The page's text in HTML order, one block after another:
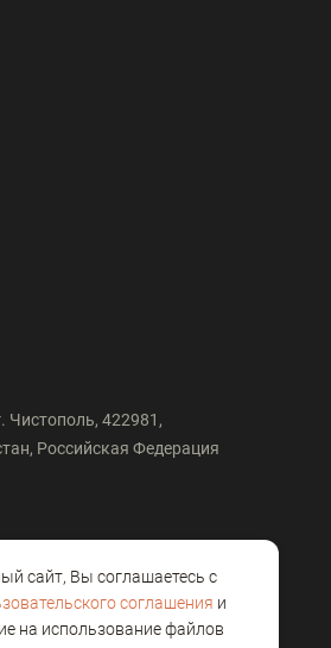
Чистополь, 422981,
Российская Федерация
сайт, Вы соглашаетесь с
соглашения и
на использование файлов